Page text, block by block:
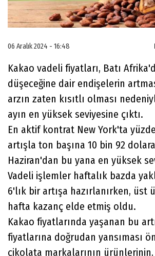
06 Aralık 2024 - 16:48
Kakao vadeli fiyatları, Batı
düşeceğine dair endişelerin
arzın zaten kısıtlı olması
ayın en yüksek seviyesine çıktı.
En aktif kontrat New York'ta
artışla ton başına 10 bin 92
Haziran'dan bu yana en yüksek
Vadeli işlemler haftalık bazda
6'lık bir artışa hazırlanırken, üst
hafta kazanç elde etmiş oldu.
Kakao fiyatlarında yaşanan bu
fiyatlarına doğrudan yansıması
çikolata markalarının ürünlerinin,